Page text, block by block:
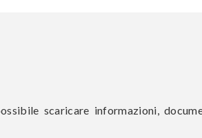
scaricare informazioni,